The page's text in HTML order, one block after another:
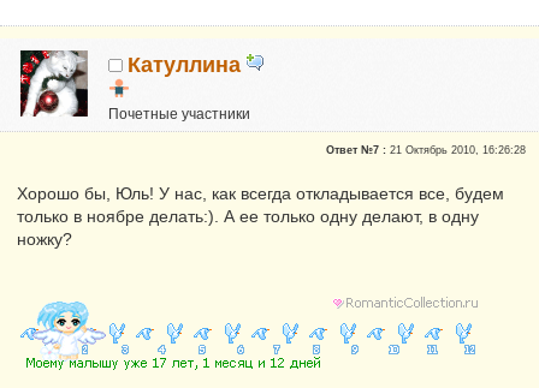
Катуллина
Почетные участники
Ответ №7 :21 Октябрь 2010, 16:26:28
Хорошо бы, Юль! У нас, как всегда откладывается все, будем
только в ноябре делать:). А ее только одну делают, в одну
ножку?